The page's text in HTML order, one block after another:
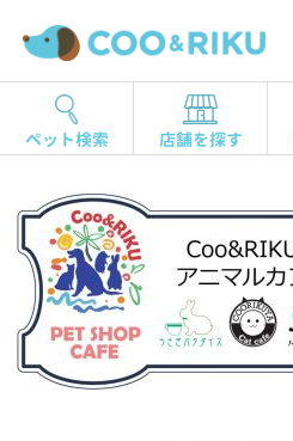
ペット検索 店舗を探す